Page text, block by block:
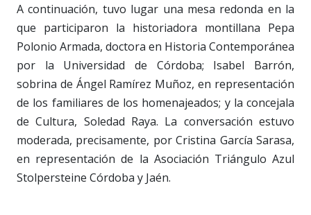
A continuación, tuvo lugar una mesa redonda en la
que participaron la historiadora montillana Pepa
Polonio Armada, doctora en Historia Contemporánea
por la Universidad de Córdoba; Isabel Barrón,
sobrina de Ángel Ramírez Muñoz, en representación
de los familiares de los homenajeados; y la concejala
de Cultura, Soledad Raya. La conversación estuvo
moderada, precisamente, por Cristina García Sarasa,
en representación de la Asociación Triángulo Azul
Stolpersteine Córdoba y Jaén.